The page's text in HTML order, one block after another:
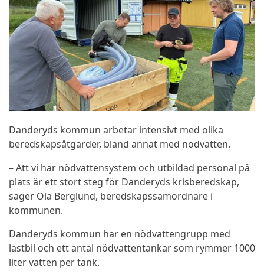
Danderyds kommun arbetar intensivt med olika
beredskapsåtgärder, bland annat med nödvatten.
– Att vi har nödvattensystem och utbildad personal på
plats är ett stort steg för Danderyds krisberedskap,
säger Ola Berglund, beredskapssamordnare i
kommunen.
Danderyds kommun har en nödvattengrupp med
lastbil och ett antal nödvattentankar som rymmer 1000
liter vatten per tank.